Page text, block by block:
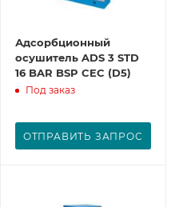
Адсорбционный
осушитель ADS 3 STD
16 BAR BSP CEC (D5)
Под заказ
ОТПРАВИТЬ ЗАПРОС